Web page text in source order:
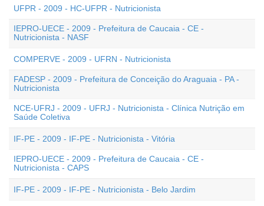
UFPR - 2009 - HC-UFPR - Nutricionista
IEPRO-UECE - 2009 - Prefeitura de Caucaia - CE -
Nutricionista - NASF
COMPERVE - 2009 - UFRN - Nutricionista
FADESP - 2009 - Prefeitura de Conceição do Araguaia - PA -
Nutricionista
NCE-UFRJ - 2009 - UFRJ - Nutricionista - Clínica Nutrição em
Saúde Coletiva
IF-PE - 2009 - IF-PE - Nutricionista - Vitória
IEPRO-UECE - 2009 - Prefeitura de Caucaia - CE -
Nutricionista - CAPS
IF-PE - 2009 - IF-PE - Nutricionista - Belo Jardim